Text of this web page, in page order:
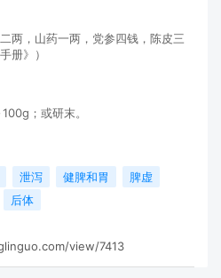
两，山药一两，党参四钱，陈皮三
册》）
；或研末。
泄泻 健脾和胃
脾虚
后体
view/7413